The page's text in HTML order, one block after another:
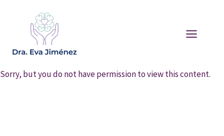
contenido
Sorry, but you do not have permission to view this content.